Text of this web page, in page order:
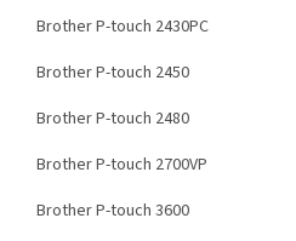
Brother P-touch 2430PC
Brother P-touch 2450
Brother P-touch 2480
Brother P-touch 2700VP
Brother P-touch 3600